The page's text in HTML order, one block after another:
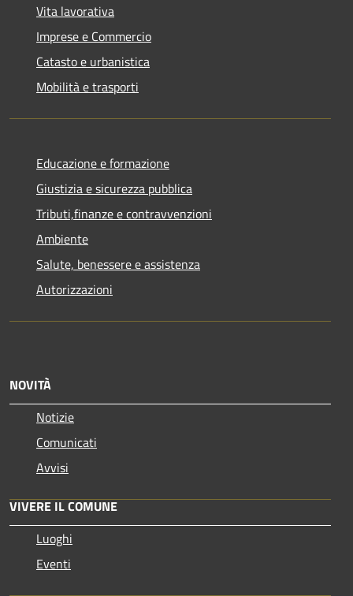
Vita lavorativa
Imprese e Commercio
Catasto e urbanistica
Mobilità e trasporti
Educazione e formazione
Giustizia e sicurezza pubblica
Tributi,finanze e contravvenzioni
Ambiente
Salute, benessere e assistenza
Autorizzazioni
NOVITÀ
Notizie
Comunicati
Avvisi
VIVERE IL COMUNE
Luoghi
Eventi